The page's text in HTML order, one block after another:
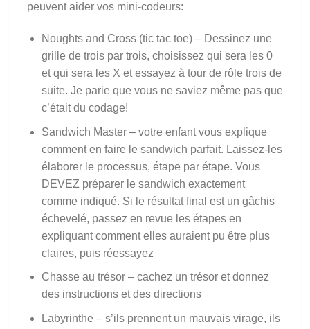
peuvent aider vos mini-codeurs:
Noughts and Cross (tic tac toe) – Dessinez une
grille de trois par trois, choisissez qui sera les 0
et qui sera les X et essayez à tour de rôle trois de
suite. Je parie que vous ne saviez même pas que
c’était du codage!
Sandwich Master – votre enfant vous explique
comment en faire le sandwich parfait. Laissez-les
élaborer le processus, étape par étape. Vous
DEVEZ préparer le sandwich exactement
comme indiqué. Si le résultat final est un gâchis
échevelé, passez en revue les étapes en
expliquant comment elles auraient pu être plus
claires, puis réessayez
Chasse au trésor – cachez un trésor et donnez
des instructions et des directions
Labyrinthe – s’ils prennent un mauvais virage, ils